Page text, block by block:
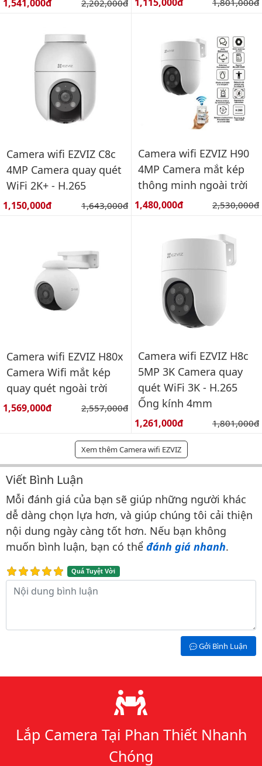
1,541,000đ 2,202,000đ
Camera wifi EZVIZ C8c
4MP Camera quay quét
WiFi 2K+ - H.265
Giá bán:
1,150,000đ Giá gốc:
1,643,000đ
Camera wifi EZVIZ H90
4MP Camera mắt kép
thông minh ngoài trời
Giá bán:
1,480,000đ Giá gốc:
2,530,000đ
Camera wifi EZVIZ H80x
Camera Wifi mắt kép
quay quét ngoài trời
Giá bán:
1,569,000đ Giá gốc:
2,557,000đ
Camera wifi EZVIZ H8c
5MP 3K Camera quay
quét WiFi 3K - H.265
Ống kính 4mm
Giá bán:
1,261,000đ Giá gốc:
1,801,000đ
Xem thêm Camera wifi EZVIZ
Bình luận & Đánh giá
Viết Bình Luận
Mỗi đánh giá của bạn sẽ giúp những người khác
dễ dàng chọn lựa hơn, và giúp chúng tôi cải thiện
nội dung ngày càng tốt hơn. Nếu bạn không
muốn bình luận, bạn có thể đánh giá nhanh.
Quá Tuyệt Vời
Nội dung bình luận
Gởi Bình Luận
Lý do chọn chúng tôi
Lắp Camera Tại Phan Thiết Nhanh
Chóng